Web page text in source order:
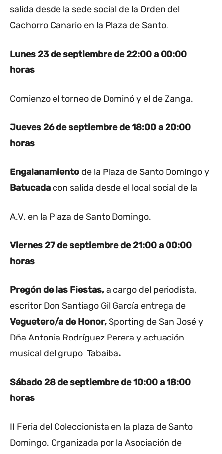
salida desde la sede social de la Orden del
Cachorro Canario en la Plaza de Santo.
Lunes 23 de septiembrede 22:00 a 00:00
horas
Comienzo el torneo de Dominó y el de Zanga.
Jueves 26 de septiembrede 18:00 a 20:00
horas
Engalanamiento de la Plaza de Santo Domingo y
Batucada con salida desde el local social de la
A.V. en la Plaza de Santo Domingo.
Viernes 27 de septiembrede 21:00 a 00:00
horas
Pregón de las Fiestas,a cargo del periodista,
escritor Don Santiago Gil García entrega de
Veguetero/a de Honor, Sporting de San José y
Dña Antonia Rodríguez Perera y actuación
musical del grupo Tabaiba.
Sábado 28 de septiembrede 10:00 a 18:00
horas
II Feria del Coleccionista en la plaza de Santo
Domingo. Organizada por la Asociación de